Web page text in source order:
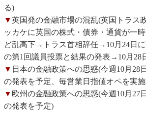
る)
▼英国発の金融市場の混乱(英国トラス
ッカケに英国の株式・債券・通貨が一
ど乱高下→トラス首相辞任→10月24日
の第1回議員投票と結果の発表→10月28
▼ 日本の金融政策への思惑(今週10月28
の発表を予定、毎営業日指値オペを実
▼ 欧州の金融政策への思惑(今週10月27
の発表を予定)